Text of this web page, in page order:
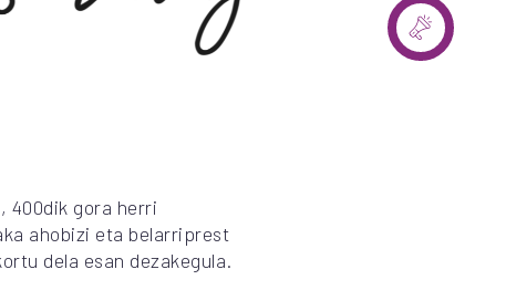
400dik gora herri
ahobizi eta belarriprest
dela esan dezakegula.